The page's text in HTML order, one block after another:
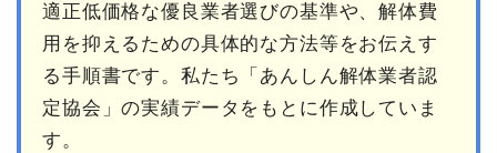
適正低価格な優良業者選びの基準や、解体費
用を抑えるための具体的な方法等をお伝えす
る手順書です。私たち「あんしん解体業者認
定協会」の実績データをもとに作成していま
す。